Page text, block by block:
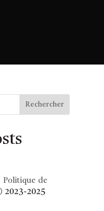
Rechercher
Politique de
2023-2025